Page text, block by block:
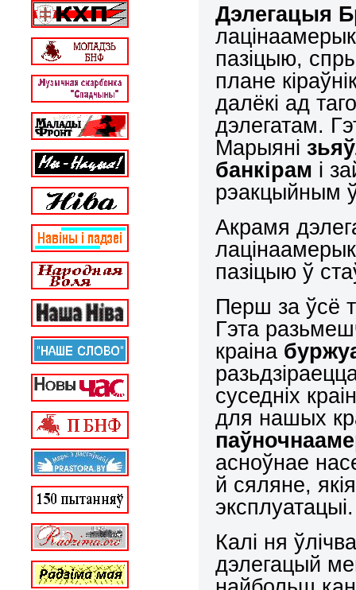
Дэлегацыя
пазіцыю,
плане
далёкі ад
дэлегатам.
Марыяні
банкірам і
рэакцыйным
Акрамя
пазіцыю ў
Перш за ўсё
Гэта
краіна
суседніх
для нашых
асноўнае
й сяляне,
эксплуатацыі.
Калі ня
дэлегацый